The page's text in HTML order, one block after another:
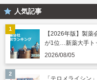
人気記事
【2026年版】製
が1位…新薬大手ト
2026/08/05